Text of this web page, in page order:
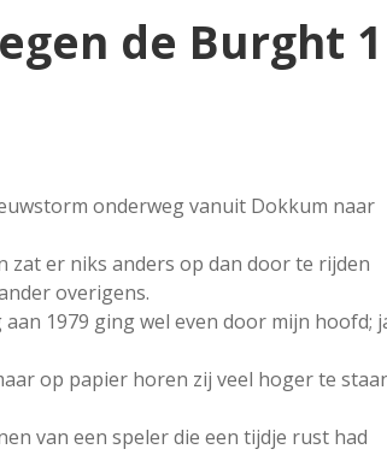
de Burght 1
onderweg vanuit Dokkum naar
er niks anders op dan door te rijden
overigens.
1979 ging wel even door mijn hoofd;
op papier horen zij veel hoger te
van een speler die een tijdje rust had